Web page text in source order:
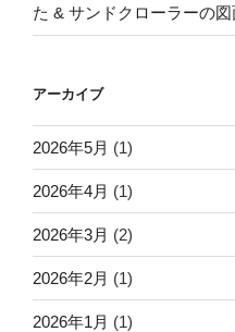
た & サンドクローラーの
アーカイブ
2026年5月 (1)
2026年4月 (1)
2026年3月 (2)
2026年2月 (1)
2026年1月 (1)